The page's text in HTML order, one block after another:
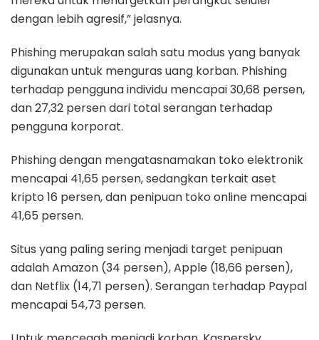
dengan lebih agresif,” jelasnya.
Phishing merupakan salah satu modus yang banyak
digunakan untuk menguras uang korban. Phishing
terhadap pengguna individu mencapai 30,68 persen,
dan 27,32 persen dari total serangan terhadap
pengguna korporat.
Phishing dengan mengatasnamakan toko elektronik
mencapai 41,65 persen, sedangkan terkait aset
kripto 16 persen, dan penipuan toko online mencapai
41,65 persen.
Situs yang paling sering menjadi target penipuan
adalah Amazon (34 persen), Apple (18,66 persen),
dan Netflix (14,71 persen). Serangan terhadap Paypal
mencapai 54,73 persen.